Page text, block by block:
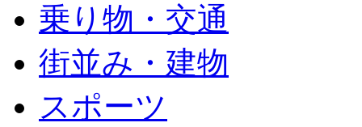
乗り物・交通
街並み・建物
スポーツ